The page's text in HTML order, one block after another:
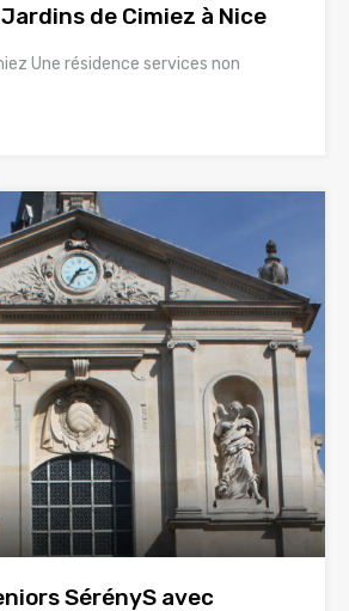
de Cimiez à Nice
Une résidence services non
SérényS avec